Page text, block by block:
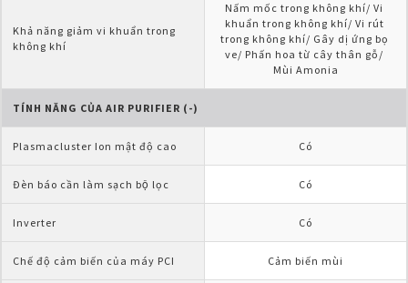
Khả năng giảm vi khuẩn trong
không khí
Nấm mốc trong không khí/ Vi
khuẩn trong không khí/ Vi rút
trong không khí/ Gây dị ứng bọ
ve/ Phấn hoa từ cây thân gỗ/
Mùi Amonia
TÍNH NĂNG CỦA AIR PURIFIER (-)
Plasmacluster Ion mật độ cao Có
Đèn báo cần làm sạch bộ lọc Có
Inverter Có
Chế độ cảm biến của máy PCI Cảm biến mùi